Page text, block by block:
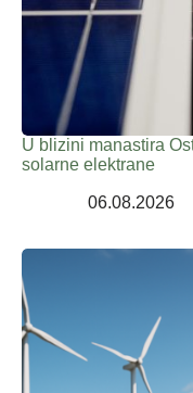
U blizini manastira
solarne elektrane
06.08.2026